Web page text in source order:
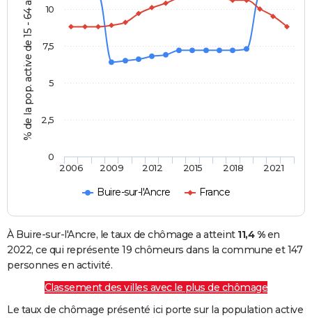
% de la pop. active de 15 - 64 ans
Buire-sur-l'Ancre France
2006 2009 2012 2015 2018 2021
0
2,5
5
7,5
10
À Buire-sur-l'Ancre, le taux de chômage a atteint 11,4 %en
2022, ce qui représente 19 chômeurs dans la commune et 147
personnes en activité.
Classement des villes avec le plus de chômage
Le taux de chômage présenté ici porte sur la population active